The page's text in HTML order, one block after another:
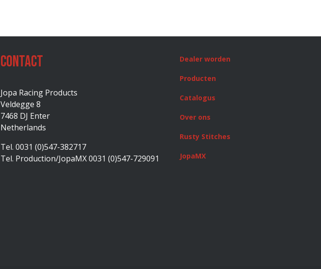
Contact
Jopa Racing Products
Veldegge 8
7468 DJ Enter
Netherlands
Tel. 0031 (0)547-382717
Tel. Production/JopaMX 0031 (0)547-729091
Dealer worden
Producten
Catalogus
Over ons
Rusty Stitches
JopaMX